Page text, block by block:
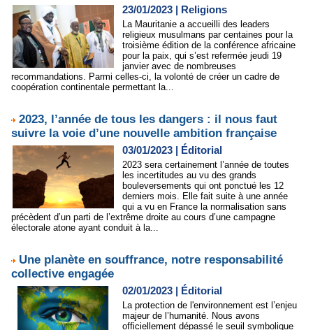
23/01/2023 | Religions
La Mauritanie a accueilli des leaders
religieux musulmans par centaines pour la
troisième édition de la conférence africaine
pour la paix, qui s’est refermée jeudi 19
janvier avec de nombreuses
recommandations. Parmi celles-ci, la volonté de créer un cadre de
coopération continentale permettant la...
2023, l’année de tous les dangers : il nous faut
suivre la voie d’une nouvelle ambition française
03/01/2023 | Éditorial
2023 sera certainement l’année de toutes
les incertitudes au vu des grands
bouleversements qui ont ponctué les 12
derniers mois. Elle fait suite à une année
qui a vu en France la normalisation sans
précèdent d’un parti de l’extrême droite au cours d’une campagne
électorale atone ayant conduit à la...
Une planète en souffrance, notre responsabilité
collective engagée
02/01/2023 | Éditorial
La protection de l'environnement est l’enjeu
majeur de l’humanité. Nous avons
officiellement dépassé le seuil symbolique